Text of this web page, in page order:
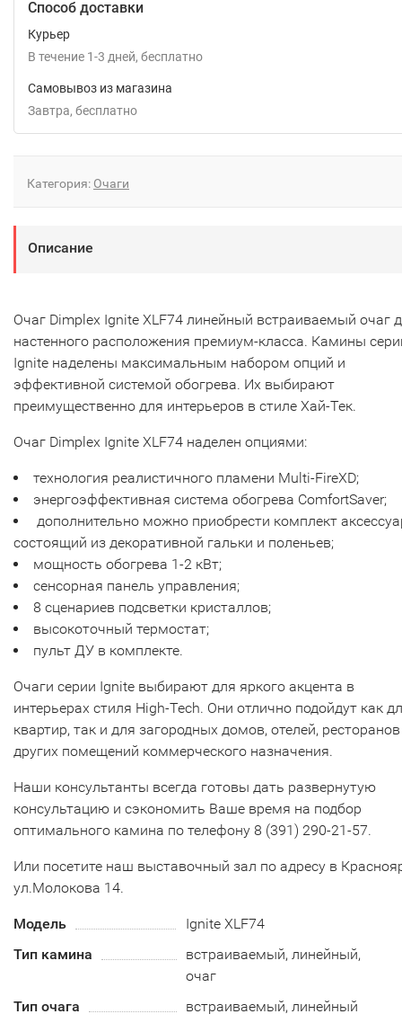
Способ доставки
Курьер
В течение 1-3 дней Бесплатно
Самовывоз из магазина
Завтра
Бесплатно
Категория: Очаги
Описание
Очаг Dimplex Ignite XLF74 линейный встраиваемый очаг
настенного расположения премиум-класса. Камины
Ignite наделены максимальным набором опций и
эффективной системой обогрева. Их выбирают
преимущественно для интерьеров в стиле Хай-Тек.
Очаг Dimplex Ignite XLF74 наделен опциями:
технология реалистичного пламени Multi-FireXD;
энергоэффективная система обогрева ComfortSaver;
дополнительно можно приобрести комплект
состоящий из декоративной гальки и поленьев;
мощноcть обогрева 1-2 кВт;
сенсорная панель управления;
8 сценариев подсветки кристаллов;
высокоточный термостат;
пульт ДУ в комплекте.
Очаги серии Ignite выбирают для яркого акцента в
интерьерах стиля High-Tech. Они отлично подойдут как
квартир, так и для загородных домов, отелей,
других помещений коммерческого назначения.
Наши консультанты всегда готовы дать развернутую
консультацию и сэкономить Ваше время на подбор
оптимального камина по телефону 8 (391) 290-21-57.
Или посетите наш выставочный зал по адресу в
ул.Молокова 14.
Модель
Ignite XLF74
Тип камина
встраиваемый, линейный,
очаг
Тип очага
встраиваемый, линейный